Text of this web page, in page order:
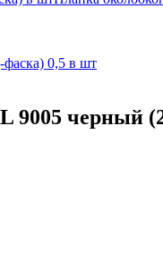
фаска) 0,5 в шт
9005 черный